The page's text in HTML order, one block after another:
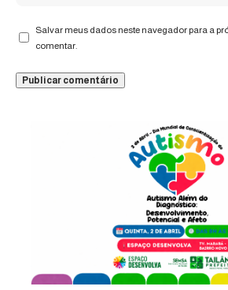
Salvar meus dados neste navegador para a
comentar.